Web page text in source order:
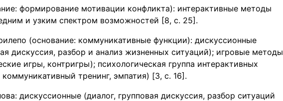
формирование мотивации конфликта): интерактивные методы
и узким спектром возможностей [8, с. 25].
(основание: коммуникативные функции): дискуссионные
дискуссия, разбор и анализ жизненных ситуаций); игровые методы
игры, контригры); психологическая группа интерактивных
тренинг, эмпатия) [3, с. 16].
дискуссионные (диалог, групповая дискуссия, разбор ситуаций